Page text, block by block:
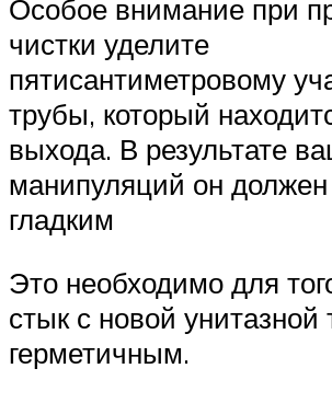
Особое внимание при
чистки уделите
пятисантиметровому
трубы, который
выхода. В результате
манипуляций он должен
гладким
Это необходимо для
стык с новой
герметичным.